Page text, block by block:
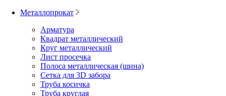
Металлопрокат
Арматура
Квадрат металлический
Круг металлический
Лист просечка
Полоса металлическая (шина)
Сетка для 3D забора
Труба косичка
Труба круглая